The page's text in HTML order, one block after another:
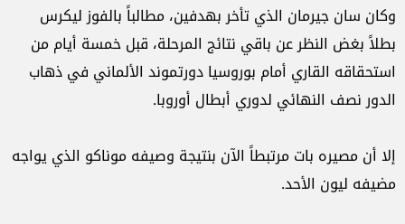
وكان سان جيرمان الذي تأخر بهدفين، مطالباً بالفوز ليكرس
بطلاً بغض النظر عن باقي نتائج المرحلة، قبل خمسة أيام من
استحقاقه القاري أمام بوروسيا دورتموند الألماني في ذهاب
الدور نصف النهائي لدوري أبطال أوروبا.
إلا أن مصيره بات مرتبطاً الآن بنتيجة وصيفه موناكو الذي يواجه
مضيفه ليون الأحد.